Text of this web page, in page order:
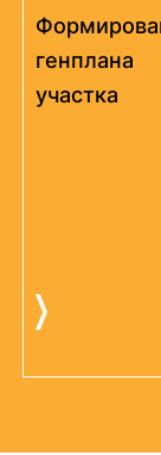
генплана
участка